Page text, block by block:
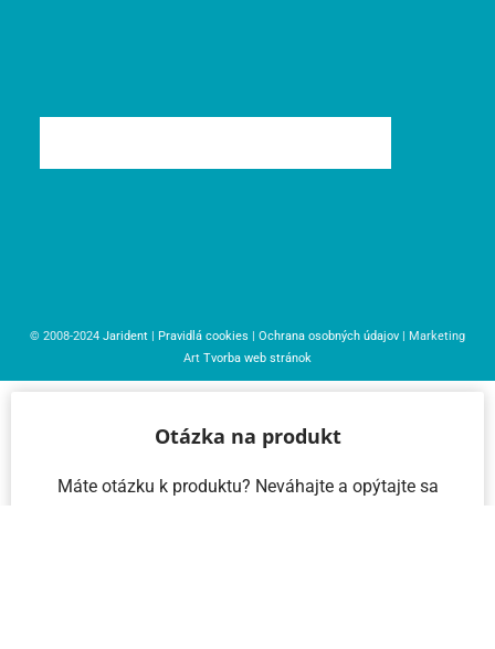
© 2008-2024 Jarident | Pravidlá cookies | Ochrana osobných údajov | Marketing
Art Tvorba web stránok
Otázka na produkt
Máte otázku k produktu? Neváhajte a opýtajte sa